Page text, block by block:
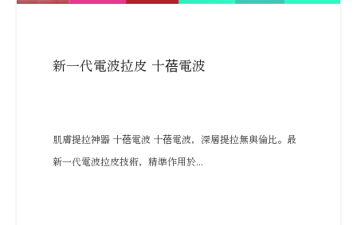
新一代電波拉皮 十蓓電波
肌膚提拉神器 十蓓電波 十蓓電波，深層提拉無與倫比。最
新一代電波拉皮技術，精準作用於...